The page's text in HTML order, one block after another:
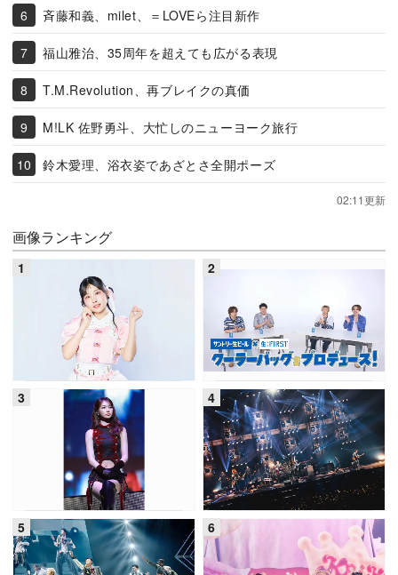
斉藤和義、milet、＝LOVEら注目新作
福山雅治、35周年を超えても広がる表現
T.M.Revolution、再ブレイクの真価
M!LK 佐野勇斗、大忙しのニューヨーク旅行
鈴木愛理、浴衣姿であざとさ全開ポーズ
02:11更新
画像ランキング